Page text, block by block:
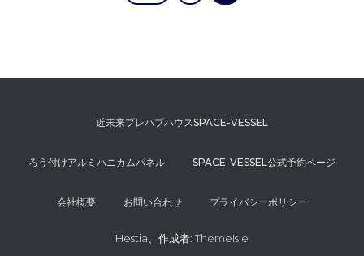
の
近未来プレハブハウスSPACE-VESSEL
ろう付けアルミハニカムパネル SPACE-VESSEL公式予約ページ
会社概要 お問い合わせ プライバシーポリシー
Hestia、作成者: ThemeIsle